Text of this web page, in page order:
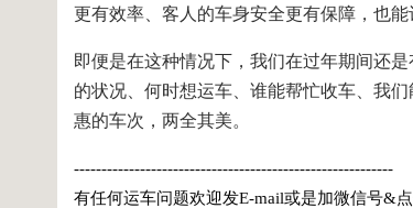
更有效率、客人的车身安全更有保障，也能
即便是在这种情况下，我们在过年期间还
的状况、何时想运车、谁能帮忙收车、我
惠的车次，两全其美。
----------------------------------------------------------
有任何运车问题欢迎发E-mail或是加微信号&点